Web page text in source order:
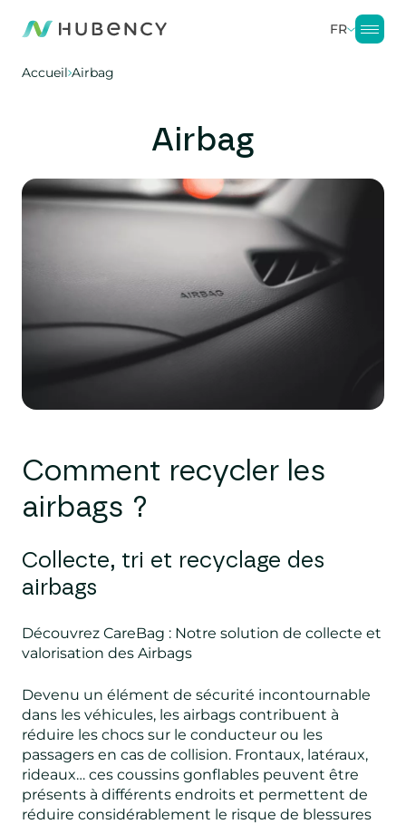
FR
Accueil Airbag
Airbag
Comment recycler les
airbags ?
Collecte, tri et recyclage des
airbags
Découvrez CareBag : Notre solution de collecte et
valorisation des Airbags
Devenu un élément de sécurité incontournable
dans les véhicules, les airbags contribuent à
réduire les chocs sur le conducteur ou les
passagers en cas de collision. Frontaux, latéraux,
rideaux… ces coussins gonflables peuvent être
présents à différents endroits et permettent de
réduire considérablement le risque de blessures